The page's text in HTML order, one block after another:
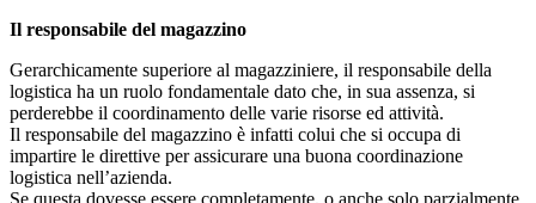
Il responsabile del magazzino
Gerarchicamente superiore al magazziniere, il responsabile della
logistica ha un ruolo fondamentale dato che, in sua assenza, si
perderebbe il coordinamento delle varie risorse ed attività.
Il responsabile del magazzino è infatti colui che si occupa di
impartire le direttive per assicurare una buona coordinazione
logistica nell’azienda.
Se questa dovesse essere completamente, o anche solo parzialmente